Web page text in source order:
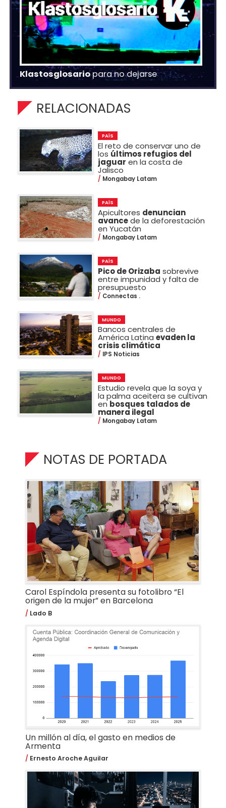
Klastosglosariopara no dejarse
RELACIONADAS
PAÍS
El reto de conservar uno de
los últimos refugios del
jaguar en la costa de
Jalisco
Mongabay Latam
PAÍS
Apicultores denuncian
avancede la deforestación
en Yucatán
Mongabay Latam
PAÍS
Pico de Orizaba sobrevive
entre impunidad y falta de
presupuesto
Connectas .
MUNDO
Bancos centrales de
América Latinaevaden la
crisis climática
IPS Noticias
MUNDO
Estudio revela que la soya y
la palma aceitera se cultivan
en bosques talados de
manera ilegal
Mongabay Latam
NOTAS DE PORTADA
Carol Espíndola presenta su fotolibro “El
origen de la mujer” en Barcelona
Lado B
Un millón al día, el gasto en medios de
Armenta
Ernesto Aroche Aguilar